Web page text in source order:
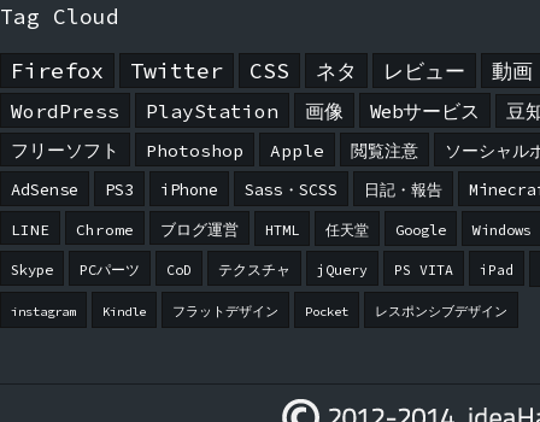
Tag Cloud
Firefox
Twitter CSS ネタ レビュー 動画
WordPress PlayStation 画像 Webサービス 豆
フリーソフト Photoshop Apple 閲覧注意 ソーシャル
AdSense PS3 iPhone Sass・SCSS 日記・報告
LINE Chrome ブログ運営 HTML 任天堂 Google Windows
Skype PCパーツ CoD テクスチャ jQuery PS VITA iPad
instagram Kindle フラットデザイン Pocket レスポンシブデザイン